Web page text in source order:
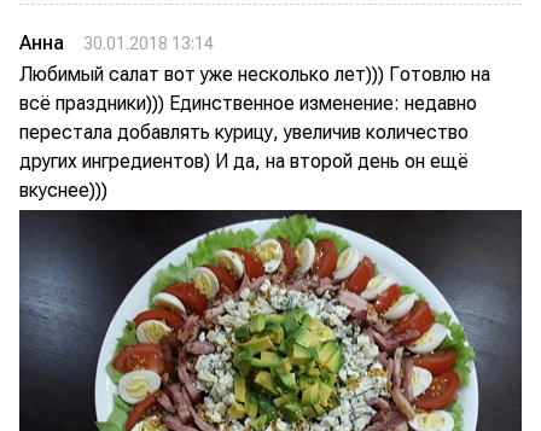
Анна 30.01.2018 13:14
Любимый салат вот уже несколько лет))) Готовлю на
всё праздники))) Единственное изменение: недавно
перестала добавлять курицу, увеличив количество
других ингредиентов) И да, на второй день он ещё
вкуснее)))